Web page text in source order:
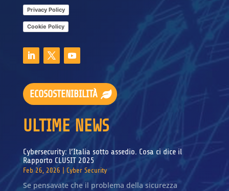
Privacy Policy
Cookie Policy
ECOSOSTENIBILITÀ
ULTIME NEWS
Cybersecurity: l’Italia sotto assedio. Cosa ci dice il
Rapporto CLUSIT 2025
Feb 26, 2026 Cyber Security
Se pensavate che il problema della sicurezza